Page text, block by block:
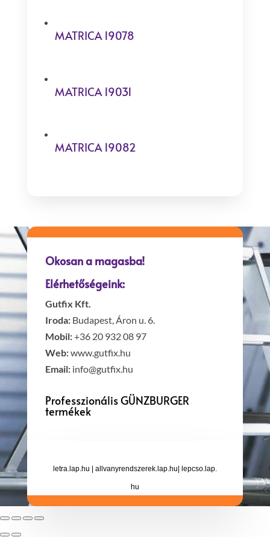
MATRICA 19078
MATRICA 19031
MATRICA 19082
Okosan a magasba!
Elérhetőségeink:
Gutfix Kft.
Iroda:Budapest, Áron u. 6.
Mobil:+36 20 932 08 97
Web:www.gutfix.hu
Email: info@gutfix.hu
Professzionális GÜNZBURGER
termékek
letra.lap.hu | allvanyrendszerek.lap.hu| lepcso.lap.
hu